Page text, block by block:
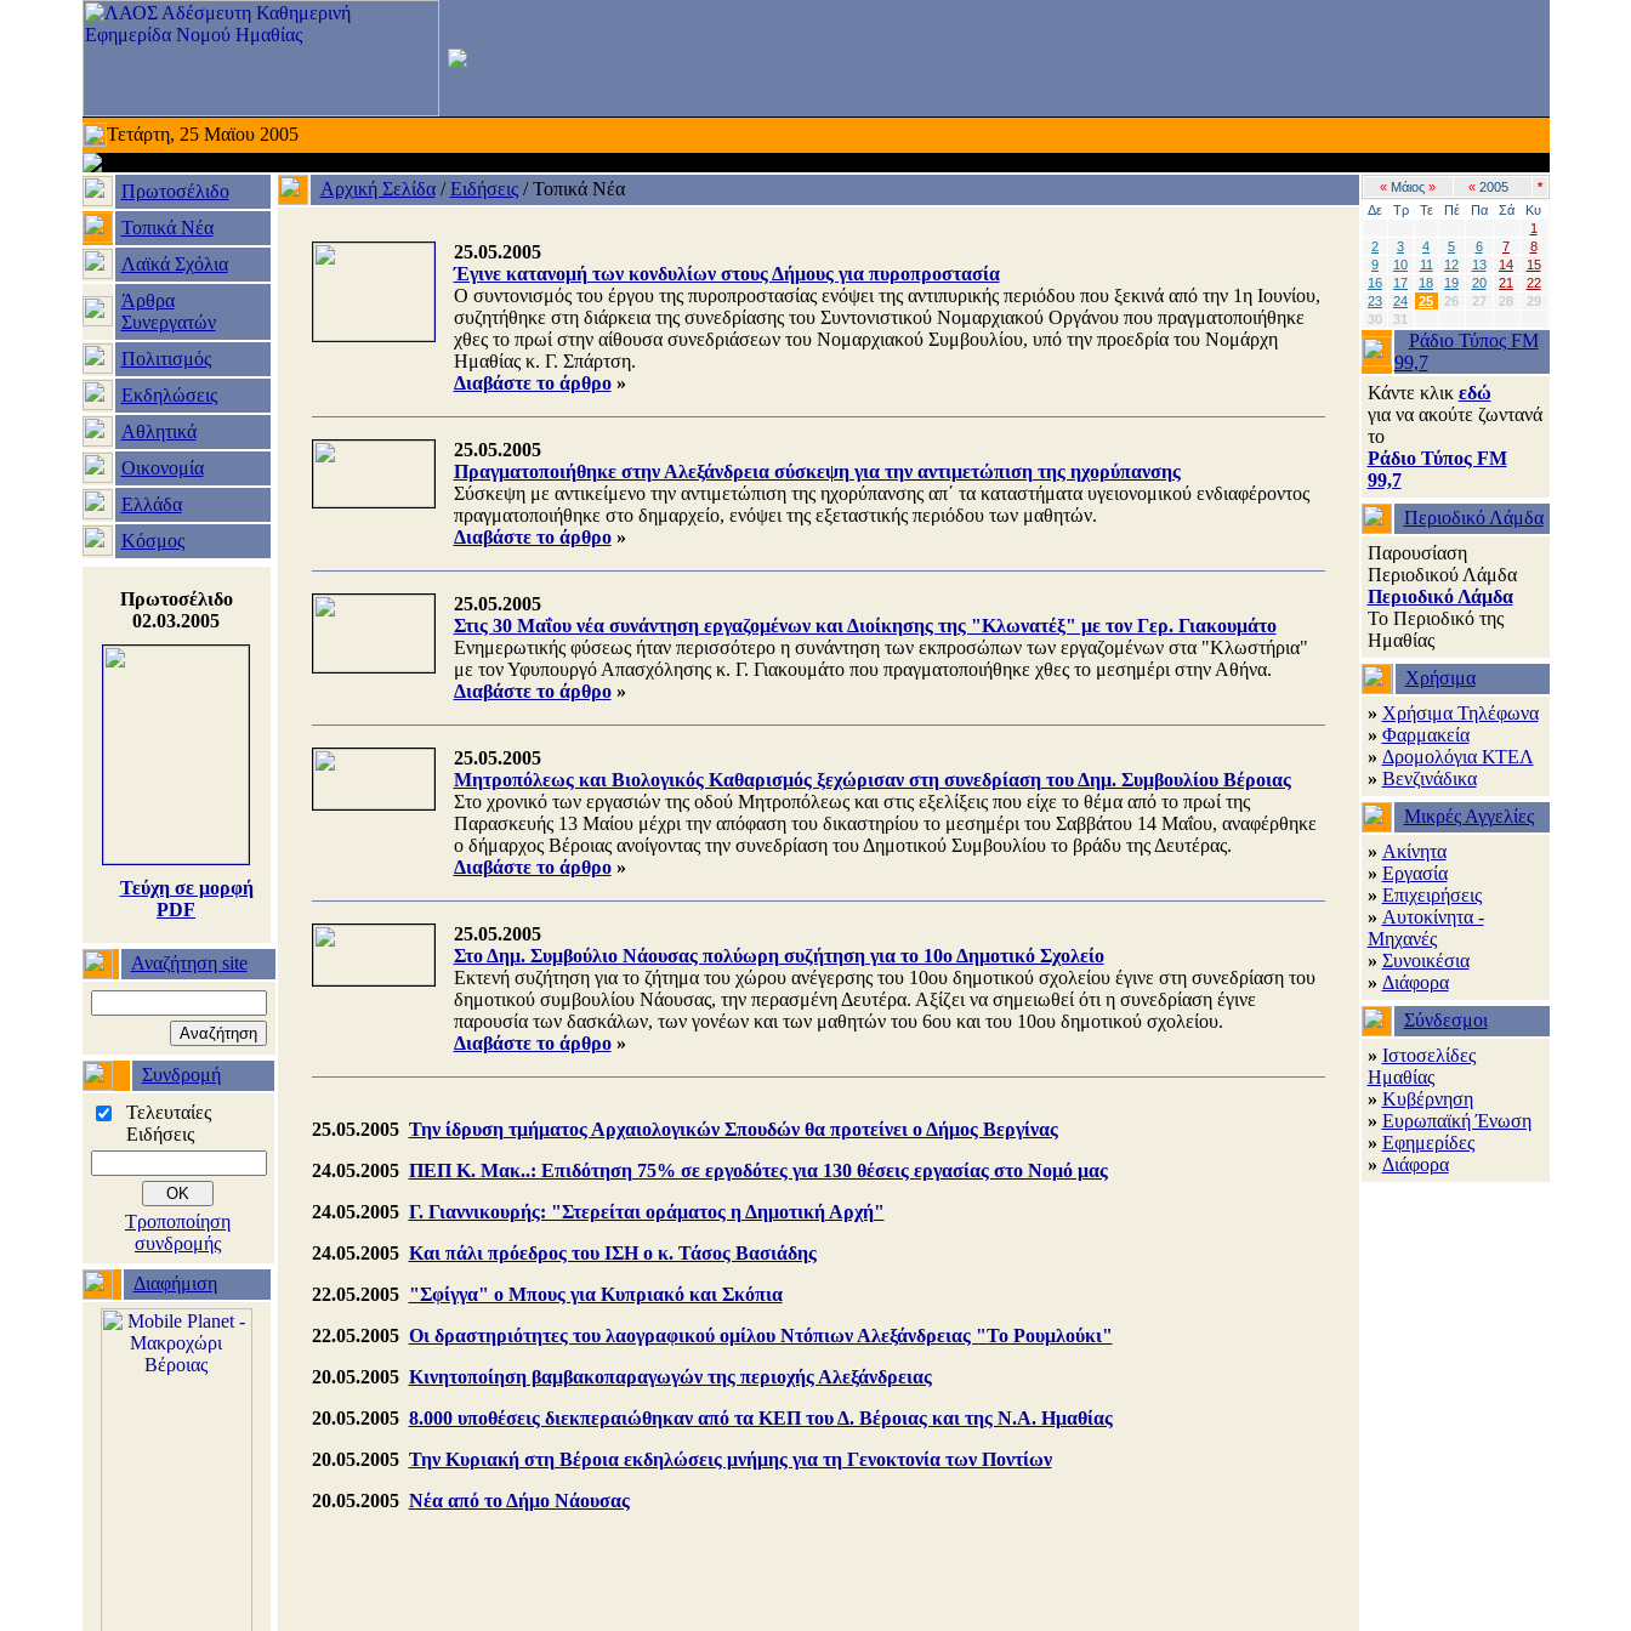
Τετάρτη, 25 Μαϊου 2005
Πρωτοσέλιδο
Τοπικά Νέα
Λαϊκά Σχόλια
Άρθρα
Συνεργατών
Πολιτισμός
Εκδηλώσεις
Αθλητικά
Οικονομία
Ελλάδα
Κόσμος
Πρωτοσέλιδο
02.03.2005
Τεύχη σε μορφή
PDF
Αναζήτηση site
Συνδρομή
Τελευταίες
Ειδήσεις
Τροποποίηση
συνδρομής
Διαφήμιση
Αρχική Σελίδα/Ειδήσεις/Τοπικά Νέα
25.05.2005
Έγινε κατανομή των κονδυλίων στους Δήμους για πυροπροστασία
Ο συντονισμός του έργου της πυροπροστασίας ενόψει της αντιπυρικής περιόδου που ξεκινά από την 1η Ιουνίου,
συζητήθηκε στη διάρκεια της συνεδρίασης του Συντονιστικού Νομαρχιακού Οργάνου που πραγματοποιήθηκε
χθες το πρωί στην αίθουσα συνεδριάσεων του Νομαρχιακού Συμβουλίου, υπό την προεδρία του Νομάρχη
Ημαθίας κ. Γ. Σπάρτση.
Διαβάστε το άρθρο»
25.05.2005
Πραγματοποιήθηκε στην Αλεξάνδρεια σύσκεψη για την αντιμετώπιση της ηχορύπανσης
Σύσκεψη με αντικείμενο την αντιμετώπιση της ηχορύπανσης απ΄ τα καταστήματα υγειονομικού ενδιαφέροντος
πραγματοποιήθηκε στο δημαρχείο, ενόψει της εξεταστικής περιόδου των μαθητών.
Διαβάστε το άρθρο»
25.05.2005
Στις 30 Μαΐου νέα συνάντηση εργαζομένων και Διοίκησης της "Κλωνατέξ" με τον Γερ. Γιακουμάτο
Ενημερωτικής φύσεως ήταν περισσότερο η συνάντηση των εκπροσώπων των εργαζομένων στα "Κλωστήρια"
με τον Υφυπουργό Απασχόλησης κ. Γ. Γιακουμάτο που πραγματοποιήθηκε χθες το μεσημέρι στην Αθήνα.
Διαβάστε το άρθρο»
25.05.2005
Μητροπόλεως και Βιολογικός Καθαρισμός ξεχώρισαν στη συνεδρίαση του Δημ. Συμβουλίου Βέροιας
Στο χρονικό των εργασιών της οδού Μητροπόλεως και στις εξελίξεις που είχε το θέμα από το πρωί της
Παρασκευής 13 Μαίου μέχρι την απόφαση του δικαστηρίου το μεσημέρι του Σαββάτου 14 Μαΐου, αναφέρθηκε
ο δήμαρχος Βέροιας ανοίγοντας την συνεδρίαση του Δημοτικού Συμβουλίου το βράδυ της Δευτέρας.
Διαβάστε το άρθρο»
25.05.2005
Στο Δημ. Συμβούλιο Νάουσας πολύωρη συζήτηση για το 10ο Δημοτικό Σχολείο
Εκτενή συζήτηση για το ζήτημα του χώρου ανέγερσης του 10ου δημοτικού σχολείου έγινε στη συνεδρίαση του
δημοτικού συμβουλίου Νάουσας, την περασμένη Δευτέρα. Αξίζει να σημειωθεί ότι η συνεδρίαση έγινε
παρουσία των δασκάλων, των γονέων και των μαθητών του 6ου και του 10ου δημοτικού σχολείου.
Διαβάστε το άρθρο»
25.05.2005 Την ίδρυση τμήματος Αρχαιολογικών Σπουδών θα προτείνει ο Δήμος Βεργίνας
24.05.2005 ΠΕΠ Κ. Μακ..: Επιδότηση 75% σε εργοδότες για 130 θέσεις εργασίας στο Νομό μας
24.05.2005 Γ. Γιαννικουρής: "Στερείται οράματος η Δημοτική Αρχή"
24.05.2005 Και πάλι πρόεδρος του ΙΣΗ ο κ. Τάσος Βασιάδης
22.05.2005 "Σφίγγα" ο Μπους για Κυπριακό και Σκόπια
22.05.2005 Οι δραστηριότητες του λαογραφικού ομίλου Ντόπιων Αλεξάνδρειας "Το Ρουμλούκι"
20.05.2005 Κινητοποίηση βαμβακοπαραγωγών της περιοχής Αλεξάνδρειας
20.05.2005 8.000 υποθέσεις διεκπεραιώθηκαν από τα ΚΕΠ του Δ. Βέροιας και της Ν.Α. Ημαθίας
20.05.2005 Την Κυριακή στη Βέροια εκδηλώσεις μνήμης για τη Γενοκτονία των Ποντίων
20.05.2005 Νέα από το Δήμο Νάουσας
« Μάιος » « 2005
*
Δε
Τρ Τε Πέ Πα Σά
Κυ
1
2
3 4 5 6 7
8
9
10 11 12 13 14
15
16
17 18 19 20 21
22
23
24 25 26 27 28
29
30
31
Ράδιο Τύπος FM
99,7
Κάντε κλικ εδώ
για να ακούτε ζωντανά
το
Ράδιο Τύπος FM
99,7
Περιοδικό Λάμδα
Παρουσίαση
Περιοδικού Λάμδα
Περιοδικό Λάμδα
Το Περιοδικό της
Ημαθίας
Χρήσιμα
» Χρήσιμα Τηλέφωνα
» Φαρμακεία
» Δρομολόγια ΚΤΕΛ
» Βενζινάδικα
Μικρές Αγγελίες
» Ακίνητα
» Εργασία
» Επιχειρήσεις
» Αυτοκίνητα -
Μηχανές
» Συνοικέσια
» Διάφορα
Σύνδεσμοι
» Ιστοσελίδες
Ημαθίας
» Κυβέρνηση
» Ευρωπαϊκή Ένωση
» Εφημερίδες
» Διάφορα